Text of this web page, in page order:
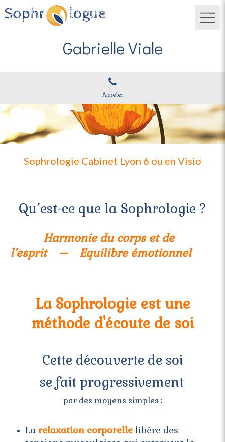
Gabrielle Viale
Appeler
Sophrologie Cabinet Lyon 6 ou en Visio
Qu’est-ce que la Sophrologie ?
Harmonie du corps et de
l’esprit – Equilibre émotionnel
La Sophrologie est une
méthode d'écoute de soi
Cette découverte de soi
se fait progressivement
par des moyens simples :
La relaxation corporelle libère des